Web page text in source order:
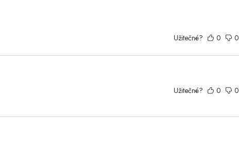
Užitečné?
0 0
Užitečné? 0 0